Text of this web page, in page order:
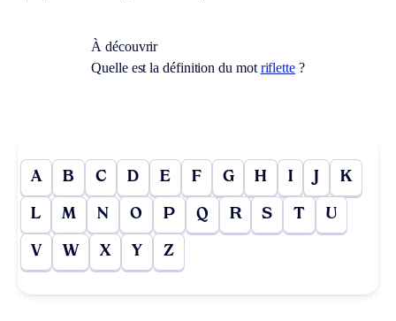
À découvrir
Quelle est la définition du mot riflette?
A B C D E F G H I J K
L M N O P Q R S T U
V W X Y Z